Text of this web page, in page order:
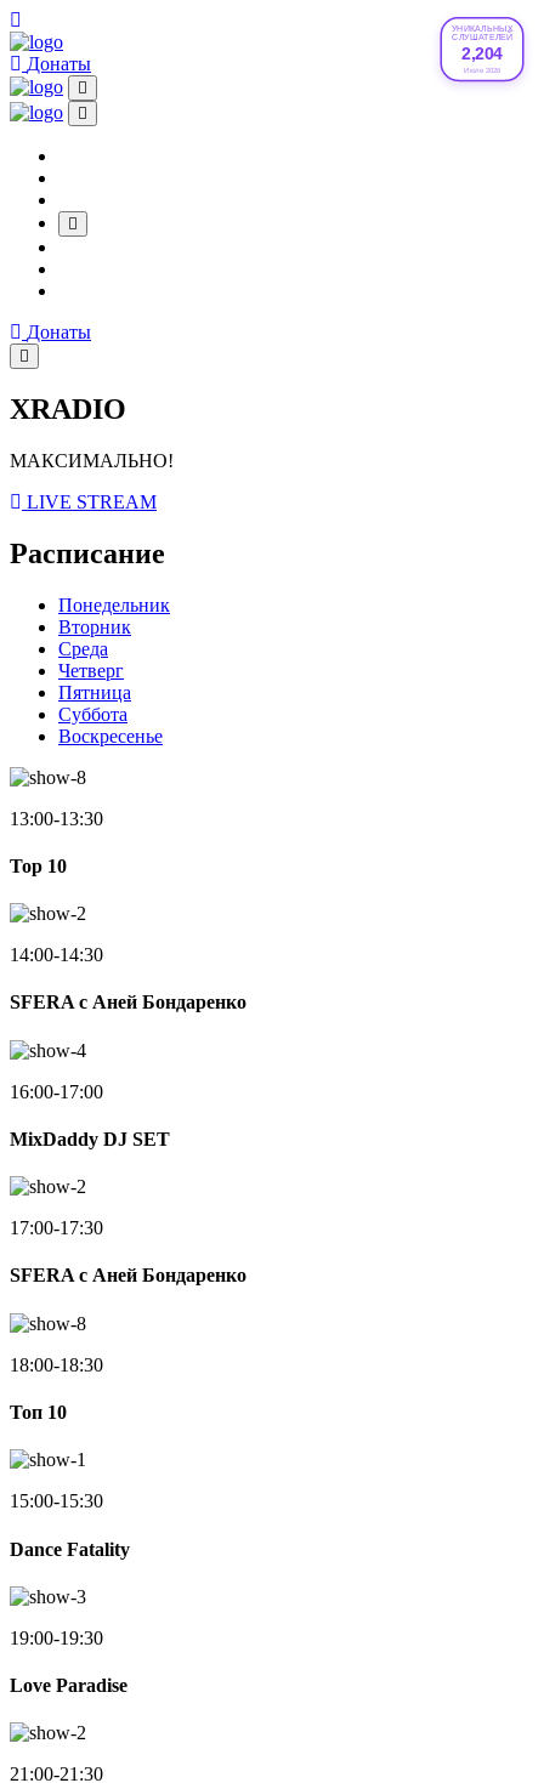
УНИКАЛЬНЫХ
СЛУШАТЕЛЕЙ
2,204
Июле 2026
Донаты
Донаты
XRADIO
МАКСИМАЛЬНО!
LIVE STREAM
Расписание
Понедельник
Вторник
Среда
Четверг
Пятница
Суббота
Воскресенье
13:00-13:30
Top 10
14:00-14:30
SFERA с Аней Бондаренко
16:00-17:00
MixDaddy DJ SET
17:00-17:30
SFERA с Аней Бондаренко
18:00-18:30
Toп 10
15:00-15:30
Dance Fatality
19:00-19:30
Love Paradise
21:00-21:30